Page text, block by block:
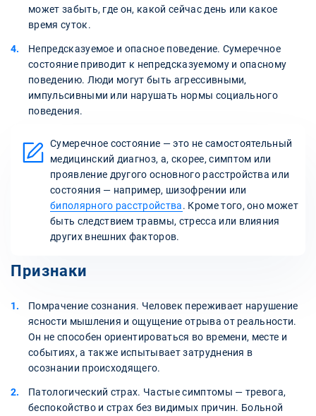
может забыть, где он, какой сейчас день или какое
время суток.
Непредсказуемое и опасное поведение. Сумеречное
состояние приводит к непредсказуемому и опасному
поведению. Люди могут быть агрессивными,
импульсивными или нарушать нормы социального
поведения.
Сумеречное состояние — это не самостоятельный
медицинский диагноз, а, скорее, симптом или
проявление другого основного расстройства или
состояния — например, шизофрении или
биполярного расстройства. Кроме того, оно может
быть следствием травмы, стресса или влияния
других внешних факторов.
Признаки
Помрачение сознания. Человек переживает нарушение
ясности мышления и ощущение отрыва от реальности.
Он не способен ориентироваться во времени, месте и
событиях, а также испытывает затруднения в
осознании происходящего.
Патологический страх. Частые симптомы — тревога,
беспокойство и страх без видимых причин. Больной